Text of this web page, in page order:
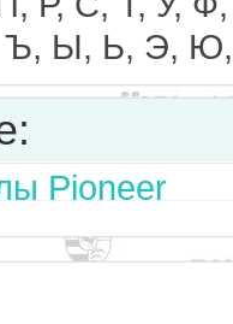
Ы, Ь, Э,
Pioneer